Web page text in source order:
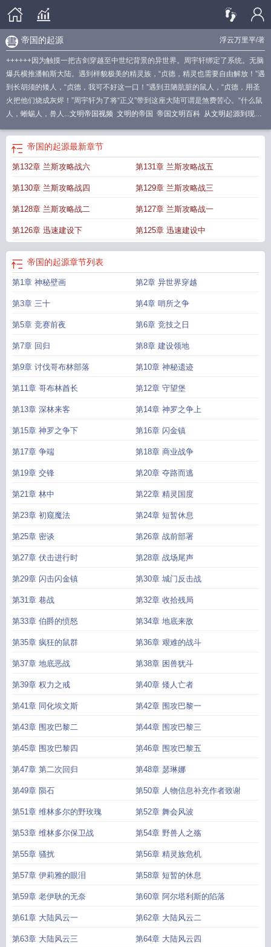
浮云万里平/著
帝国的起源
++++++因为触摸一把古剑穿越至中世纪背景的异世界。周宇轩绑定了系统。无脑
爆兵横推潘帕斯大陆。遇到样貌极美的精灵族，“贞德，精灵也需要自由解放！”遇
到长胡须的矮人，“贞德，我可不好这一口！”遇到丑陋肮脏的鼠人，“贞德，用圣
火把他们烧成灰烬！”周宇轩为了将“正义”带到这座大陆可谓是煞费苦心。“什么鼠
人，蜥蜴人，兽人...文明帝国视频 文明的帝国 帝国文明百科 从文明起源到现代
帝国文明吧 帝国之文明崛起
国文明视频
源文明起源文明起源攻略 帝国文明布局图帝国文明贴吧帝国文明0l
志帝国文明的崛起老版帝国文明 帝国文明 帝国文明中国布局图
族文明起源[虫族欧洲文明起源 文明起源破解版帝国文明是什么意思
文明什么时候出的 帝国文明属于什么类型的游戏
帝国的起源最新章节
第132章 兰斯攻略战六 第131章 兰斯攻略战五
第130章 兰斯攻略战四 第129章 兰斯攻略战三
第128章 兰斯攻略战二 第127章 兰斯攻略战一
第126章 迅速建设下 第125章 迅速建设中
帝国的起源章节列表
第1章 神秘壁画 第2章 异世界穿越
第3章 三十 第4章 哨所之争
第5章 竞赛前夜 第6章 竞技之日
第7章 回归 第8章 建设领地
第9章 讨伐哥布林部落 第10章 神秘遗迹
第11章 哥布林酋长 第12章 守望堡
第13章 深林来客 第14章 神罗之争上
第15章 神罗之争下 第16章 闪金镇
第17章 争端 第18章 商业战争
第19章 交锋 第20章 夺路而逃
第21章 林中 第22章 精灵国度
第23章 初窥魔法 第24章 短暂休息
第25章 密谈 第26章 战前部署
第27章 伏击进行时 第28章 战场尾声
第29章 闪击闪金镇 第30章 城门反击战
第31章 巷战 第32章 收拾残局
第33章 伯爵的愤怒 第34章 地底来敌
第35章 疯狂的鼠群 第36章 艰难的战斗
第37章 地底恶战 第38章 困兽犹斗
第39章 权力之戒 第40章 矮人亡者
第41章 同化埃文斯 第42章 围攻巴黎一
第43章 围攻巴黎二 第44章 围攻巴黎三
第45章 围攻巴黎四 第46章 围攻巴黎五
第47章 第二次回归 第48章 瑟琳娜
第49章 陨石 第50章 人物信息补充作者致谢
第51章 维林多尔的野玫瑰 第52章 舞会风波
第53章 维林多尔保卫战 第54章 野兽人之殇
第55章 骚扰 第56章 精灵族危机
第57章 伊莉雅的眼泪 第58章 短暂的休息
第59章 老伊耿的无奈 第60章 阿尔塔利斯的陷落
第61章 大陆风云一 第62章 大陆风云二
第63章 大陆风云三 第64章 大陆风云四